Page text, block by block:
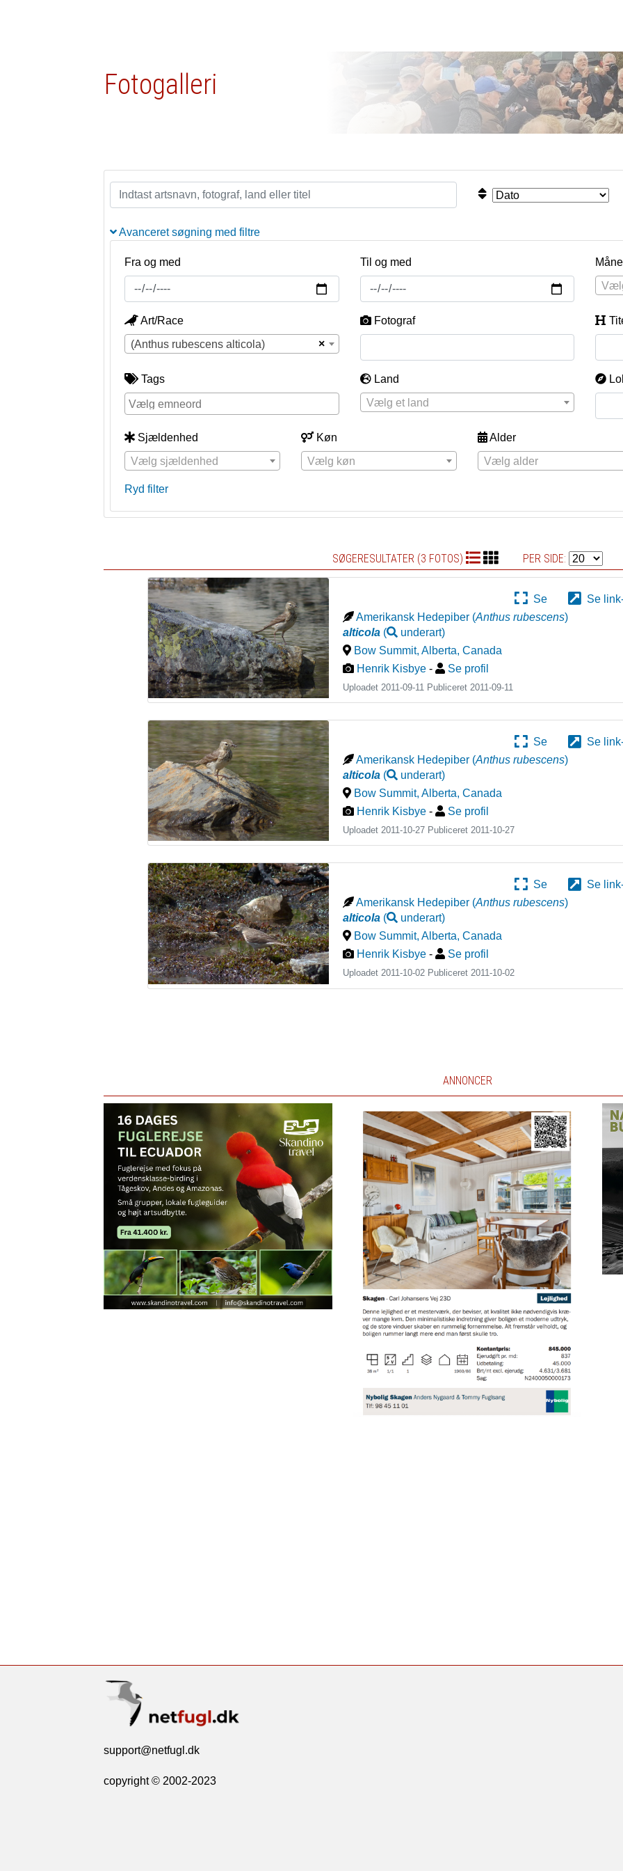
Fotogalleri
Avanceret søgning med filtre
Fra og med Til og med
Art/Race
×
(Anthus rubescens alticola)
Fotograf
Tags
Land
Vælg et land
Sjældenhed
Vælg sjældenhed
Køn
Vælg køn
Alder
Vælg alder
Ryd filter
SØGERESULTATER (3 FOTOS) PER SIDE:
Se
Se
Amerikansk Hedepiber (Anthus rubescens)
alticola ( underart)
Bow Summit, Alberta,Canada
Henrik Kisbye - Se profil
Uploadet 2011-09-11 Publiceret2011-09-11
Se
Se
Amerikansk Hedepiber (Anthus rubescens)
alticola ( underart)
Bow Summit, Alberta,Canada
Henrik Kisbye - Se profil
Uploadet 2011-10-27 Publiceret2011-10-27
Se
Se
Amerikansk Hedepiber (Anthus rubescens)
alticola ( underart)
Bow Summit, Alberta,Canada
Henrik Kisbye - Se profil
Uploadet 2011-10-02 Publiceret2011-10-02
ANNONCER
support@netfugl.dk
copyright © 2002-2023